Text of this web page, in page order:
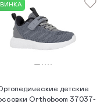
детские
Orthoboom 37037-